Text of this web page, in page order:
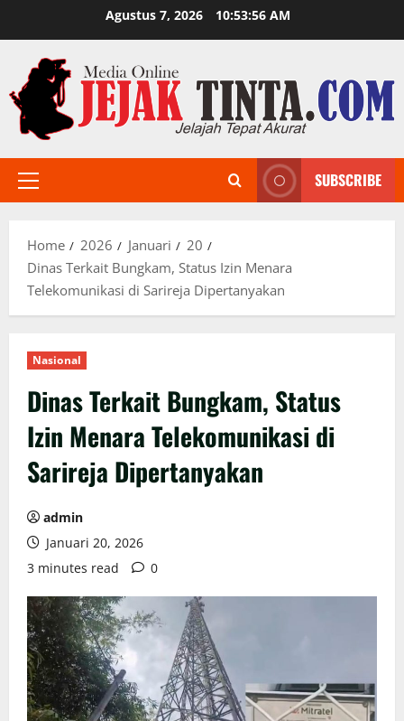
to
content
Agustus 7, 2026 10:53:57 AM
Primary
SUBSCRIBE
Home 2026 Januari
20
Dinas Terkait Bungkam, Status Izin Menara
Telekomunikasi di Sarireja Dipertanyakan
Nasional
Dinas Terkait Bungkam, Status
Izin Menara Telekomunikasi di
Sarireja Dipertanyakan
admin
Januari 20, 2026
3 minutes read
0